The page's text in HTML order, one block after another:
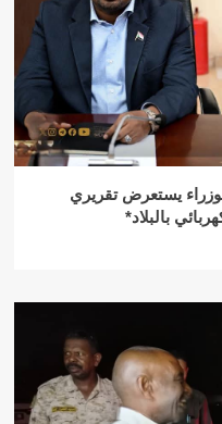
يستعرض تقريري
بالبلاد*